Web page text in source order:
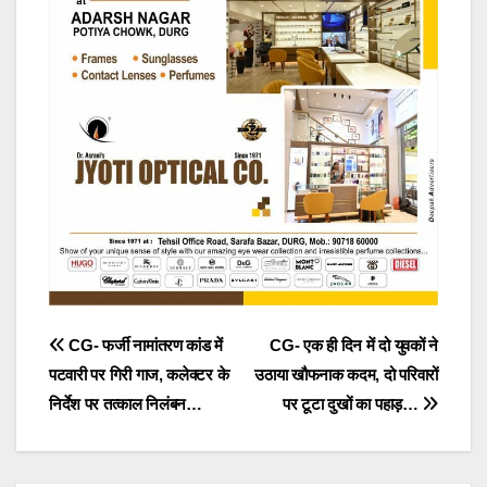
Post
navigation
CG- एक ही दिन में दो युवकों ने
उठाया खौफनाक कदम, दो परिवारों
पर टूटा दुखों का पहाड़…
CG- फर्जी नामांतरण कांड में
पटवारी पर गिरी गाज, कलेक्टर के
निर्देश पर तत्काल निलंबन…